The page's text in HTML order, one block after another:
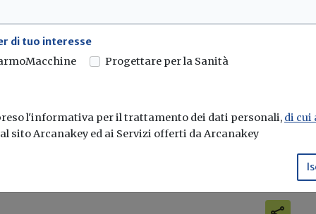
dei soli
di tuo interesse
Progettare per la Sanità
l'informativa per il trattamento dei dati personali, di cui
sito Arcanakey ed ai Servizi offerti da Arcanakey